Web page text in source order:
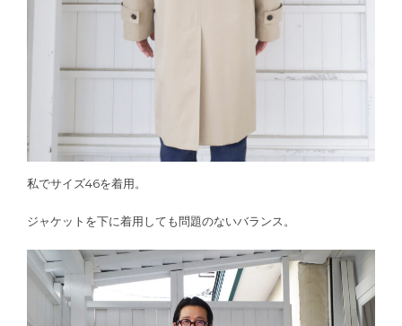
私でサイズ46を着用。
ジャケットを下に着用しても問題のないバランス。